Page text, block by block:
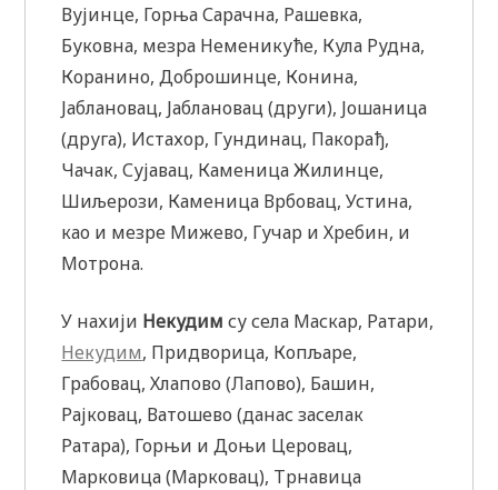
Вујинце, Горња Сарачна, Рашевка,
Буковна, мезра Неменикуће, Кула Рудна,
Коранино, Доброшинце, Конина,
Јаблановац, Јаблановац (други), Јошаница
(друга), Истахор, Гундинац, Пакорађ,
Чачак, Сујавац, Каменица Жилинце,
Шиљерози, Каменица Врбовац, Устина,
као и мезре Мижево, Гучар и Хребин, и
Мотрона.
У нахији Некудим су села Маскар, Ратари,
Некудим, Придворица, Копљаре,
Грабовац, Хлапово (Лапово), Башин,
Рајковац, Ватошево (данас заселак
Ратара), Горњи и Доњи Церовац,
Марковица (Марковац), Трнавица